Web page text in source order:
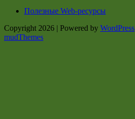
Полезные Web-ресурсы
Copyright 2026 | Powered by WordPress
mudThemes